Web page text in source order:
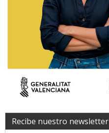
Recibe nuestro newsletter